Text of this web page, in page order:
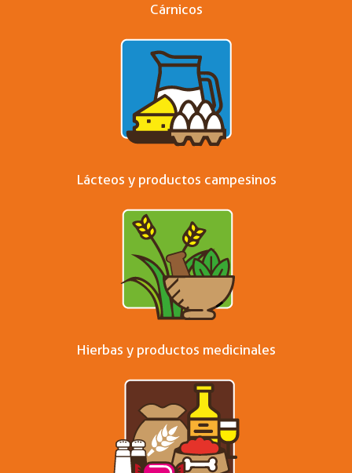
Cárnicos
Lácteos y productos campesinos
Hierbas y productos medicinales